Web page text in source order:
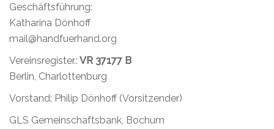
Geschäftsführung:
Katharina Dönhoff
mail@handfuerhand.org
Vereinsregister.: VR 37177 B
Berlin, Charlottenburg
Vorstand: Philip Dönhoff (Vorsitzender)
GLS Gemeinschaftsbank, Bochum